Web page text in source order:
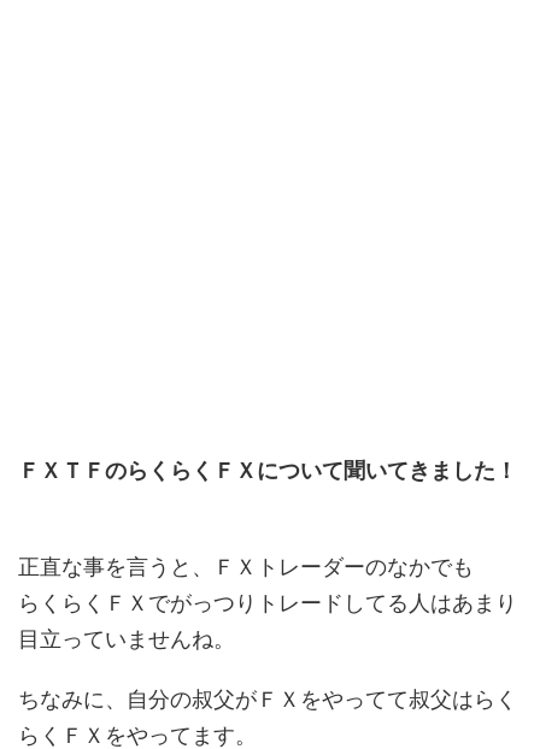
ＦＸＴＦのらくらくＦＸについて聞いてきました！
正直な事を言うと、ＦＸトレーダーのなかでも
らくらくＦＸでがっつりトレードしてる人はあまり
目立っていませんね。
ちなみに、自分の叔父がＦＸをやってて叔父はらく
らくＦＸをやってます。